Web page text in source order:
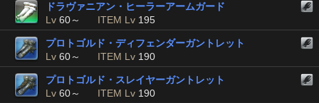
ドラヴァニアン・ヒーラーアームガード
Lv 60～ ITEM Lv 195
プロトゴルド・ディフェンダーガントレット
Lv 60～ ITEM Lv 190
プロトゴルド・スレイヤーガントレット
Lv 60～ ITEM Lv 190